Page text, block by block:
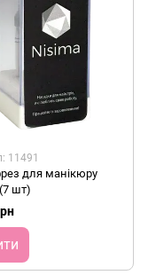
11491
для манікюру
шт)